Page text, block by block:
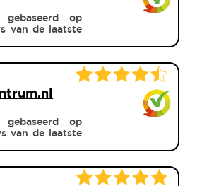
op
van de laatste
op
van de laatste